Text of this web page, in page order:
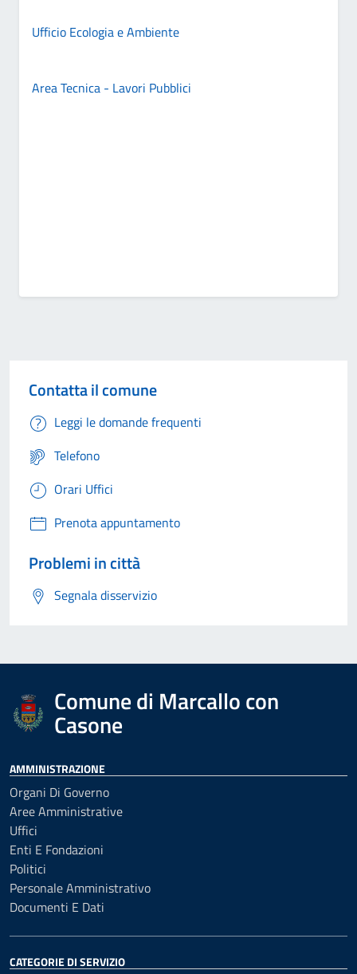
Ufficio Ecologia e Ambiente
Area Tecnica - Lavori Pubblici
Contatta il comune
Leggi le domande frequenti
Telefono
Orari Uffici
Prenota appuntamento
Problemi in città
Segnala disservizio
Comune di Marcallo con
Casone
AMMINISTRAZIONE
Organi Di Governo
Aree Amministrative
Uffici
Enti E Fondazioni
Politici
Personale Amministrativo
Documenti E Dati
CATEGORIE DI SERVIZIO